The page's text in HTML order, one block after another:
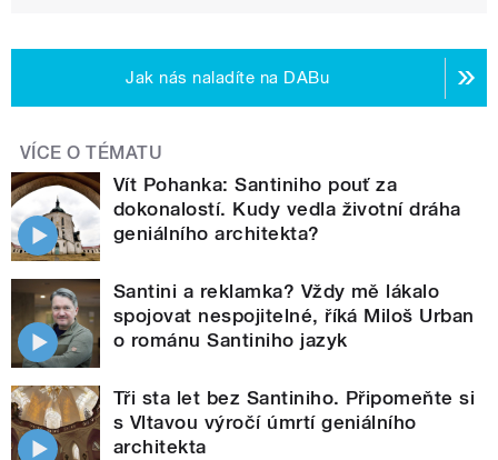
Jak nás naladíte na DABu
VÍCE O TÉMATU
Vít Pohanka: Santiniho pouť za
dokonalostí. Kudy vedla životní dráha
geniálního architekta?
Santini a reklamka? Vždy mě lákalo
spojovat nespojitelné, říká Miloš Urban
o románu Santiniho jazyk
Tři sta let bez Santiniho. Připomeňte si
s Vltavou výročí úmrtí geniálního
architekta